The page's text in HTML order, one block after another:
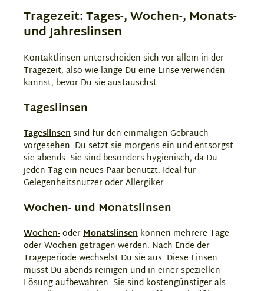
Tragezeit: Tages-, Wochen-, Monats-
und Jahreslinsen
Kontaktlinsen unterscheiden sich vor allem in der
Tragezeit, also wie lange Du eine Linse verwenden
kannst, bevor Du sie austauschst.
Tageslinsen
Tageslinsensind für den einmaligen Gebrauch
vorgesehen. Du setzt sie morgens ein und entsorgst
sie abends. Sie sind besonders hygienisch, da Du
jeden Tag ein neues Paar benutzt. Ideal für
Gelegenheitsnutzer oder Allergiker.
Wochen- und Monatslinsen
Wochen-oderMonatslinsen können mehrere Tage
oder Wochen getragen werden. Nach Ende der
Trageperiode wechselst Du sie aus. Diese Linsen
musst Du abends reinigen und in einer speziellen
Lösung aufbewahren. Sie sind kostengünstiger als